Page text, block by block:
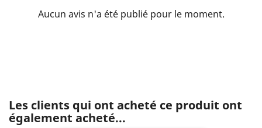
Aucun avis n'a été publié pour le moment.
Les clients qui ont acheté ce produit ont
également acheté...